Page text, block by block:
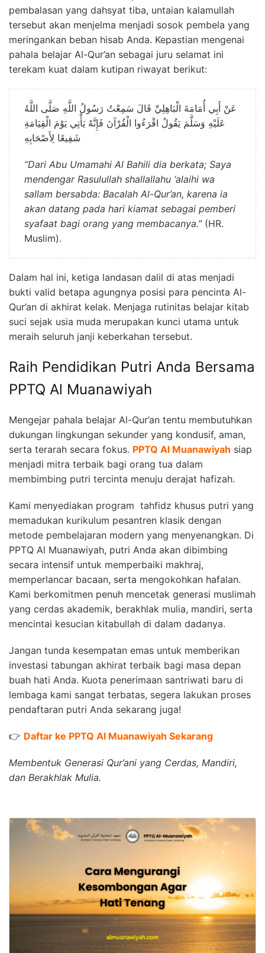
pembalasan yang dahsyat tiba, untaian kalamullah
tersebut akan menjelma menjadi sosok pembela yang
meringankan beban hisab Anda. Kepastian mengenai
pahala belajar Al-Qur’an sebagai juru selamat ini
terekam kuat dalam kutipan riwayat berikut:
عَنْ أَبِي أُمَامَةَ الْبَاهِلِيِّ قَالَ سَمِعْتُ رَسُولُ اللَّهِ صَلَّى اللَّهُ
عَلَيْهِ وَسَلَّمَ يَقُولُ اقْرَءُوا الْقُرْآنَ فَإِنَّهُ يَأْتِي يَوْمَ الْقِيَامَةِ
شَفِيعًا لِأَصْحَابِهِ
“Dari Abu Umamahi Al Bahili dia berkata; Saya
mendengar Rasulullah shallallahu ‘alaihi wa
sallam bersabda: Bacalah Al-Qur’an, karena ia
akan datang pada hari kiamat sebagai pemberi
syafaat bagi orang yang membacanya.”(HR.
Muslim).
Dalam hal ini, ketiga landasan dalil di atas menjadi
bukti valid betapa agungnya posisi para pencinta Al-
Qur’an di akhirat kelak. Menjaga rutinitas belajar kitab
suci sejak usia muda merupakan kunci utama untuk
meraih seluruh janji keberkahan tersebut.
Raih Pendidikan Putri Anda Bersama
PPTQ Al Muanawiyah
Mengejar pahala belajar Al-Qur’an tentu membutuhkan
dukungan lingkungan sekunder yang kondusif, aman,
serta terarah secara fokus. PPTQ Al Muanawiyah siap
menjadi mitra terbaik bagi orang tua dalam
membimbing putri tercinta menuju derajat hafizah.
Kami menyediakan program tahfidz khusus putri yang
memadukan kurikulum pesantren klasik dengan
metode pembelajaran modern yang menyenangkan. Di
PPTQ Al Muanawiyah, putri Anda akan dibimbing
secara intensif untuk memperbaiki makhraj,
memperlancar bacaan, serta mengokohkan hafalan.
Kami berkomitmen penuh mencetak generasi muslimah
yang cerdas akademik, berakhlak mulia, mandiri, serta
mencintai kesucian kitabullah di dalam dadanya.
Jangan tunda kesempatan emas untuk memberikan
investasi tabungan akhirat terbaik bagi masa depan
buah hati Anda. Kuota penerimaan santriwati baru di
lembaga kami sangat terbatas, segera lakukan proses
pendaftaran putri Anda sekarang juga!
👉 Daftar ke PPTQ Al Muanawiyah Sekarang
Membentuk Generasi Qur’ani yang Cerdas, Mandiri,
dan Berakhlak Mulia.